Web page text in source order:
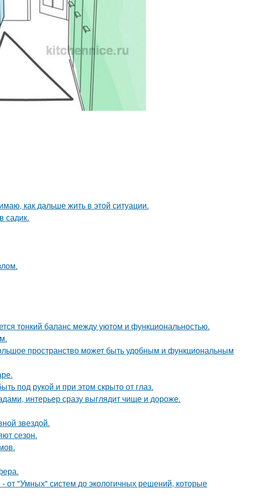
как дальше жить в этой ситуации.
садик.
тонкий баланс между уютом и функциональностью.
пространство может быть удобным и функциональным
под рукой и при этом скрыто от глаз.
интерьер сразу выглядит чище и дороже.
звездой.
сезон.
"Умных" систем до экологичных решений, которые